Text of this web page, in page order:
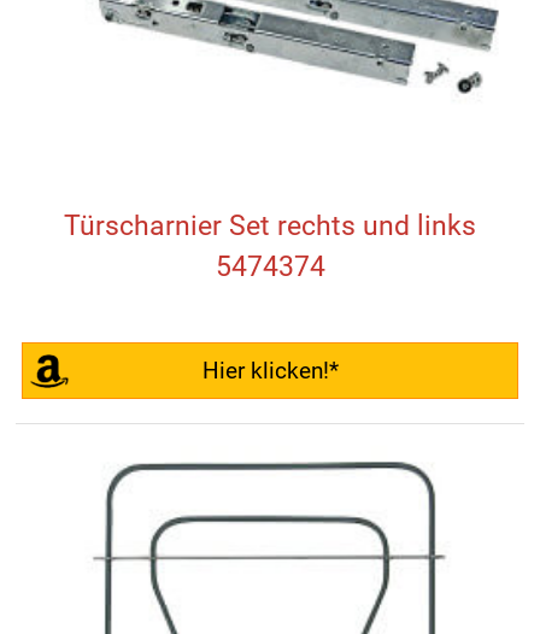
Türscharnier Set rechts und links
5474374
Hier klicken!*